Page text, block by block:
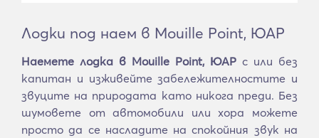
Лодки под наем в Mouille Point, ЮАР
Наемете лодка в Mouille Point, ЮАР с или без
капитан и изживейте забележителностите и
звуците на природата като никога преди. Без
шумовете от автомобили или хора можете
просто да се насладите на спокойния звук на